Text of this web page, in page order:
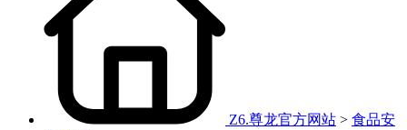
Z6.尊龙官方网站 > 食品安